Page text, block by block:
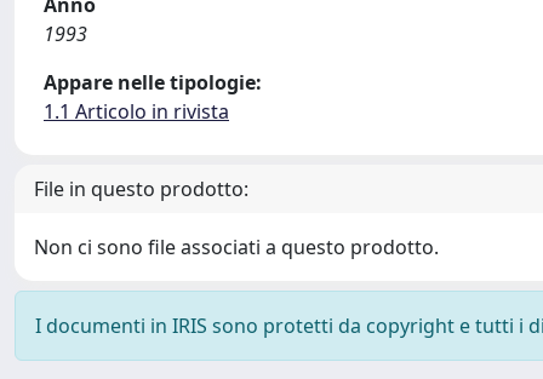
1993
Appare nelle tipologie:
1.1 Articolo in rivista
File in questo prodotto:
Non ci sono file associati a questo prodotto.
I documenti in IRIS sono protetti da copyright e tutti i